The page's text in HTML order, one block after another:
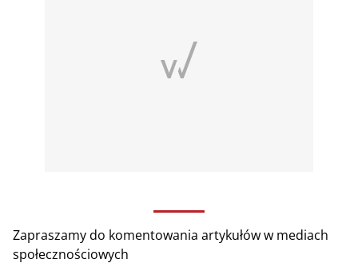
Zapraszamy do komentowania artykułów w mediach
społecznościowych